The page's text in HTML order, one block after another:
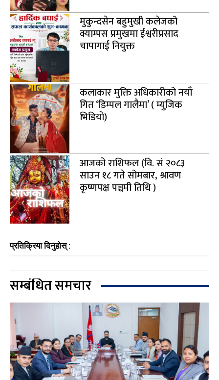
मुकुन्दसेन बहुमुखी कलेजको
क्याम्पस प्रमुखमा ईश्वरीप्रसाद
चापागाईं नियुक्त
कलाकार मुक्ति अधिकारीको नयाँ
गित ‘डिम्पल गालैमा’ ( म्युजिक
भिडियो)
आजको राशिफल (वि. सं २०८३
साउन १८ गते सोमबार, श्रावण
कृष्णपक्ष पञ्चमी तिथि )
प्रतिक्रिया दिनुहोस् :
सम्बंधित समचार